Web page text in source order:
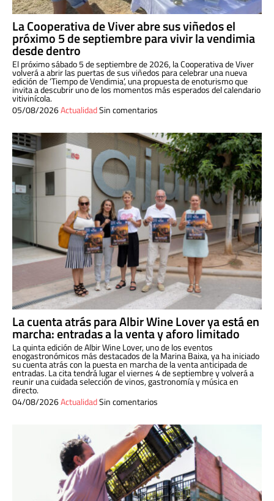
La Cooperativa de Viver abre sus viñedos el
próximo 5 de septiembre para vivir la vendimia
desde dentro
El próximo sábado 5 de septiembre de 2026, la Cooperativa de Viver
volverá a abrir las puertas de sus viñedos para celebrar una nueva
edición de ‘Tiempo de Vendimia’, una propuesta de enoturismo que
invita a descubrir uno de los momentos más esperados del calendario
vitivinícola.
05/08/2026ActualidadSin comentarios
La cuenta atrás para Albir Wine Lover ya está en
marcha: entradas a la venta y aforo limitado
La quinta edición de Albir Wine Lover, uno de los eventos
enogastronómicos más destacados de la Marina Baixa, ya ha iniciado
su cuenta atrás con la puesta en marcha de la venta anticipada de
entradas. La cita tendrá lugar el viernes 4 de septiembre y volverá a
reunir una cuidada selección de vinos, gastronomía y música en
directo.
04/08/2026ActualidadSin comentarios